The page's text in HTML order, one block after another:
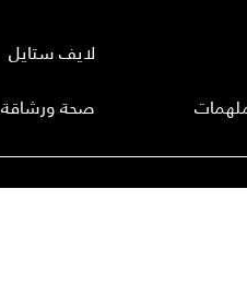
لايف ستايل
صحة ورشاقة